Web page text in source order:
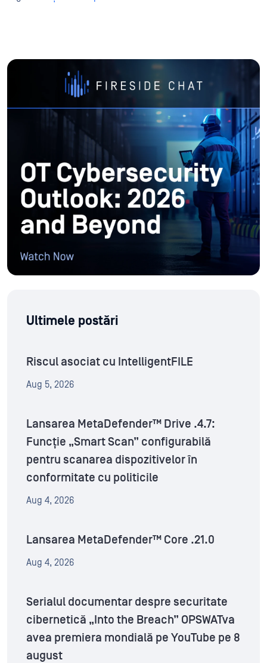
Ultimele postări
Riscul asociat cu IntelligentFILE
Aug 5, 2026
Lansarea MetaDefender™ Drive .4.7:
Funcție „Smart Scan” configurabilă
pentru scanarea dispozitivelor în
conformitate cu politicile
Aug 4, 2026
Lansarea MetaDefender™ Core .21.0
Aug 4, 2026
Serialul documentar despre securitate
cibernetică „Into the Breach” OPSWATva
avea premiera mondială pe YouTube pe 8
august